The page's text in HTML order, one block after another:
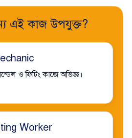
এই কাজ উপযুক্ত?
ও ফিটিং কাজে অভিজ্ঞ।
Worker